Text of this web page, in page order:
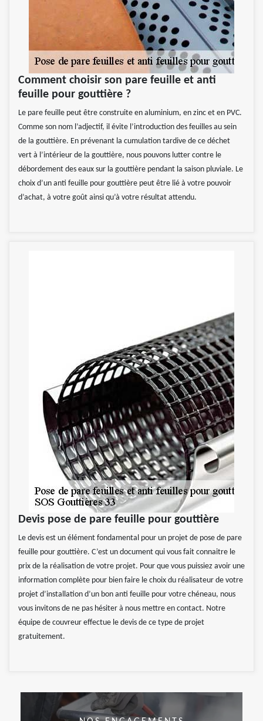
Comment choisir son pare feuille et anti
feuille pour gouttière ?
Le pare feuille peut être construite en aluminium, en zinc et en PVC.
Comme son nom l’adjectif, il évite l’introduction des feuilles au sein
de la gouttière. En prévenant la cumulation tardive de ce déchet
vert à l’intérieur de la gouttière, nous pouvons lutter contre le
débordement des eaux sur la gouttière pendant la saison pluviale. Le
choix d’un anti feuille pour gouttière peut être lié à votre pouvoir
d’achat, à votre goût ainsi qu’à votre résultat attendu.
Devis pose de pare feuille pour gouttière
Le devis est un élément fondamental pour un projet de pose de pare
feuille pour gouttière. C’est un document qui vous fait connaitre le
prix de la réalisation de votre projet. Pour que vous puissiez avoir une
information complète pour bien faire le choix du réalisateur de votre
projet d’installation d’un bon anti feuille pour votre chéneau, nous
vous invitons de ne pas hésiter à nous mettre en contact. Notre
équipe de couvreur effectue le devis de ce type de projet
gratuitement.